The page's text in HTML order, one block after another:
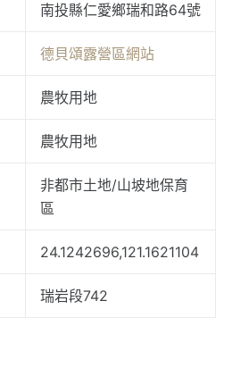
南投縣仁愛鄉瑞和路64號
德貝頌露營區網站
農牧用地
農牧用地
非都市土地/山坡地保育
區
24.1242696,121.1621104
瑞岩段742